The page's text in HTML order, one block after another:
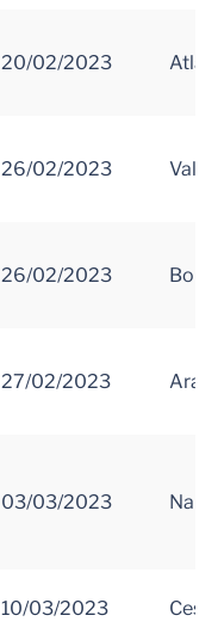
20/02/2023
26/02/2023 Valle
26/02/2023
27/02/2023
03/03/2023
10/03/2023 Cesar